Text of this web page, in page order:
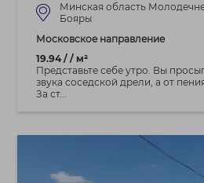
Минская область
Бояры
Московское направление
19.94 / / м²
Представьте себе утро. Вы
звука соседской дрели, а от
За ст...